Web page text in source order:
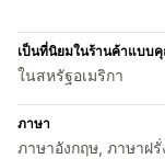
เป็นที่นิยมในร้านค้าแบบ
ในสหรัฐอเมริกา
ภาษา
ภาษาอังกฤษ, ภาษาฝ